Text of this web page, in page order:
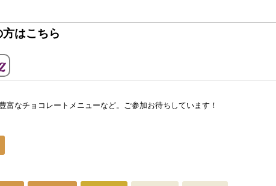
はこちら
富なチョコレートメニューなど。ご参加お待ちしています！